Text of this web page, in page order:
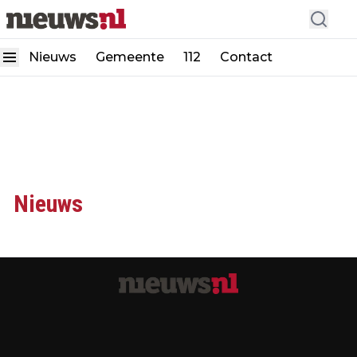
Nieuws Gemeente 112 Contact
Nieuws